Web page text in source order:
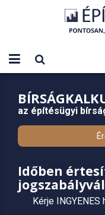
az építésügyi
Időben
Kérje